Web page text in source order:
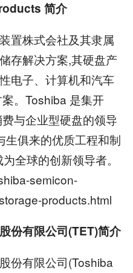
简介
株式会社及其隶属
存解决方案,其硬盘产
电子、计算机和汽车
。Toshiba 是集开
与企业型硬盘的领导
生俱来的优质工程和制
全球的创新领导者。
semicon-
products.html
份有限公司(TET)简介
有限公司(Toshiba